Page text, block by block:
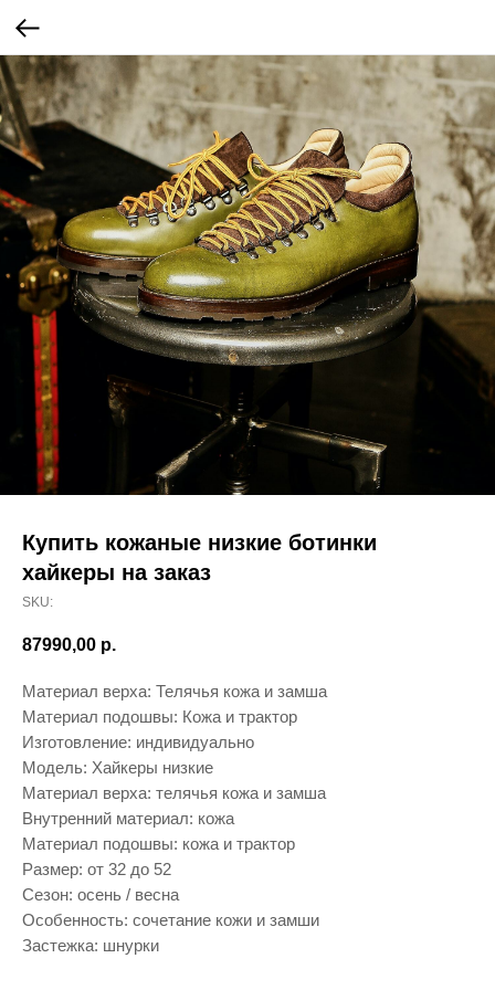
Купить кожаные низкие ботинки
хайкеры на заказ
SKU:
87990,00 р.
Материал верха: Телячья кожа и замша
Материал подошвы: Кожа и трактор
Изготовление: индивидуально
Модель: Хайкеры низкие
Материал верха: телячья кожа и замша
Внутренний материал: кожа
Материал подошвы: кожа и трактор
Размер: от 32 до 52
Сезон: осень / весна
Особенность: сочетание кожи и замши
Застежка: шнурки